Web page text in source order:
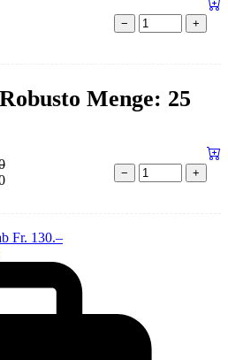
− +
Menge: 25
− +
Fr. 130.–